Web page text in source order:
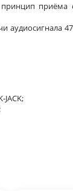
аудиосигнала